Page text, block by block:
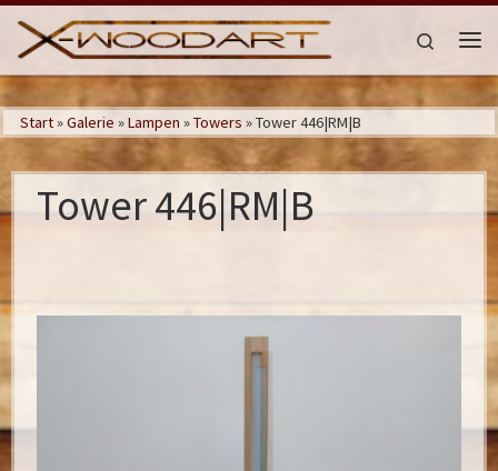
Zum Inhalt springen
Search
Start»Galerie »Lampen »Towers »Tower 446|RM|B
Tower 446|RM|B